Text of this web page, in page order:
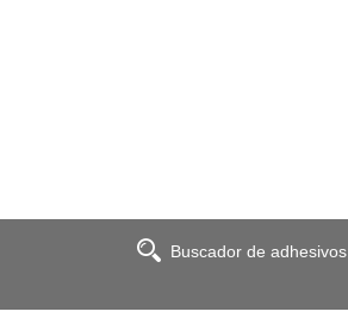
Buscador de adhesivos